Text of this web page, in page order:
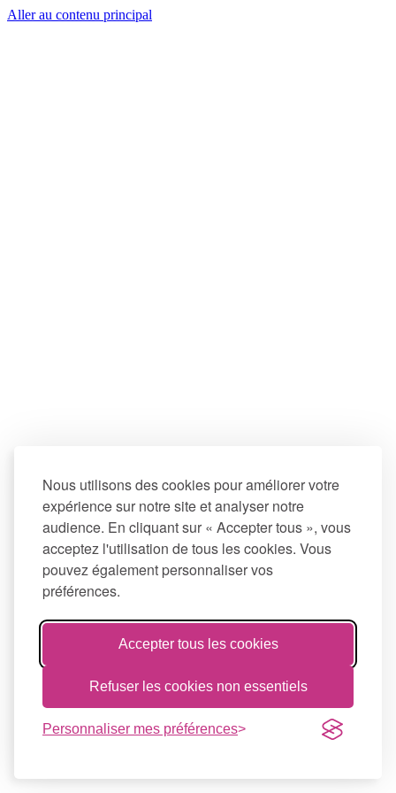
Nous utilisons des cookies pour améliorer votre
expérience sur notre site et analyser notre
audience. En cliquant sur « Accepter tous », vous
acceptez l'utilisation de tous les cookies. Vous
pouvez également personnaliser vos
préférences.
Accepter tous les cookies
Refuser les cookies non essentiels
Personnaliser mes préférences
Aller au contenu principal